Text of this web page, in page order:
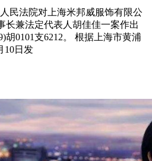
民法院对上海米邦威服饰有限公
长兼法定代表人胡佳佳一案作出
胡0101支6212。 根据上海市黄浦
10日发